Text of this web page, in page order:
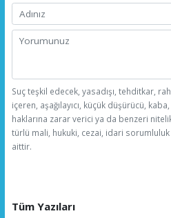
Suç teşkil edecek, yasadışı, tehditkar,
içeren, aşağılayıcı, küçük düşürücü,
haklarına zarar verici ya da benzeri
türlü mali, hukuki, cezai, idari sorumluluk
aittir.
Tüm Yazıları